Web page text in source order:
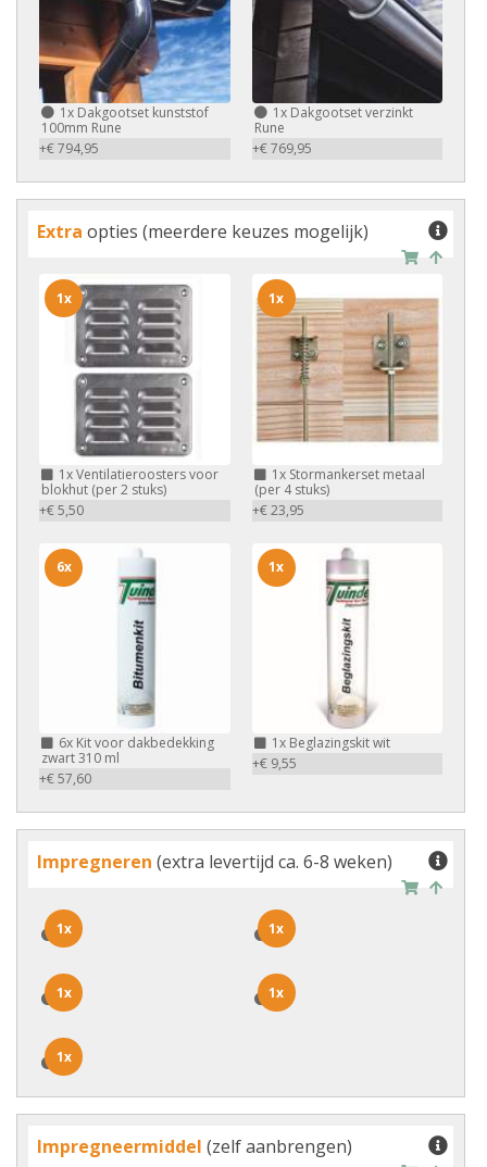
1x Dakgootset kunststof
100mm Rune
+€ 794,95
1xDakgootset verzinkt
Rune
+€ 769,95
Extra opties (meerdere keuzes mogelijk)
1xVentilatieroosters voor
blokhut (per 2 stuks)
+€ 5,50
1x
1xStormankerset metaal
(per 4 stuks)
+€ 23,95
1x
6x Kit voor dakbedekking
zwart 310 ml
+€ 57,60
6x
1xBeglazingskit wit
+€ 9,55
1x
Impregneren (extra levertijd ca. 6-8 weken)
1x
1x 1x
1x
1x
1x 1x
1x
1x
1x
Impregneermiddel (zelf aanbrengen)